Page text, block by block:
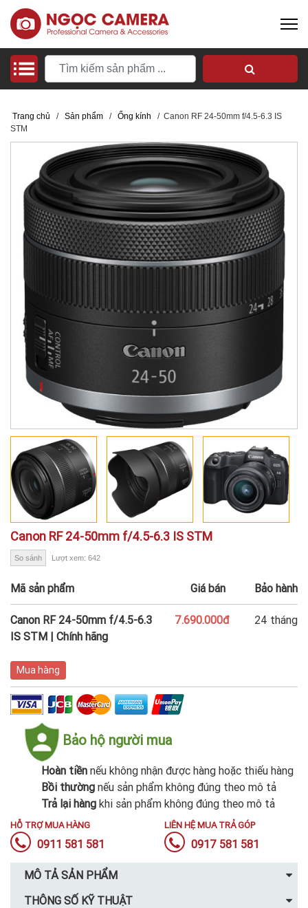
Trang chủ / Sản phẩm / Ống kính / Canon RF 24-50mm f/4.5-6.3 IS
STM
Canon RF 24-50mm f/4.5-6.3 IS STM
So sánh Lượt xem: 642
Mã sản phẩm Giá bán Bảo hành
Canon RF 24-50mm f/4.5-6.3
IS STM | Chính hãng
7.690.000đ 24 tháng
Mua hàng
Bảo hộ người mua
Hoàn tiền nếu không nhận được hàng hoặc thiếu hàng
Bồi thường nếu sản phẩm không đúng theo mô tả
Trả lại hàng khi sản phẩm không đúng theo mô tả
HỖ TRỢ MUA HÀNG
0911 581 581
LIÊN HỆ MUA TRẢ GÓP
0917 581 581
MÔ TẢ SẢN PHẨM
THÔNG SỐ KỸ THUẬT